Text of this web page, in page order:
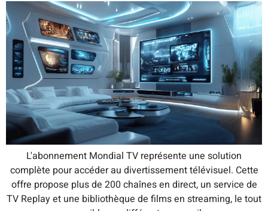
L'abonnement Mondial TV représente une solution
complète pour accéder au divertissement télévisuel. Cette
offre propose plus de 200 chaînes en direct, un service de
TV Replay et une bibliothèque de films en streaming, le tout